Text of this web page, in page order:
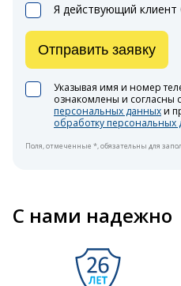
Я действующий
Указывая имя и номер
ознакомлены и согласны с
персональных данныхи
обработку персональных
Отправить заявку
Поля, отмеченные *, обязательны для
С нами надежно